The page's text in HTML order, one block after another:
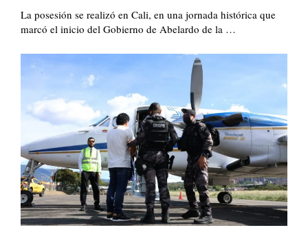
La posesión se realizó en Cali, en una jornada histórica que
marcó el inicio del Gobierno de Abelardo de la …